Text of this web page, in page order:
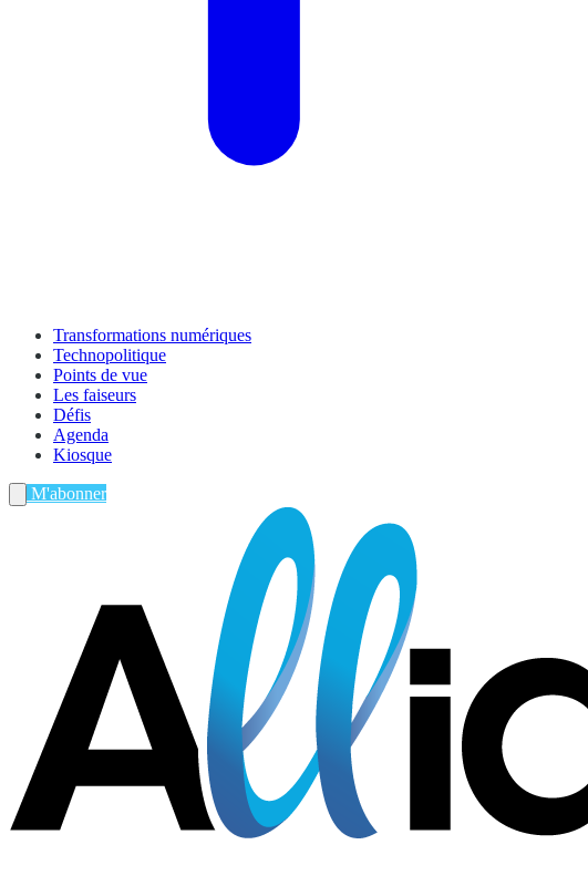
Transformations numériques
Technopolitique
Points de vue
Les faiseurs
Défis
Agenda
Kiosque
M'abonner